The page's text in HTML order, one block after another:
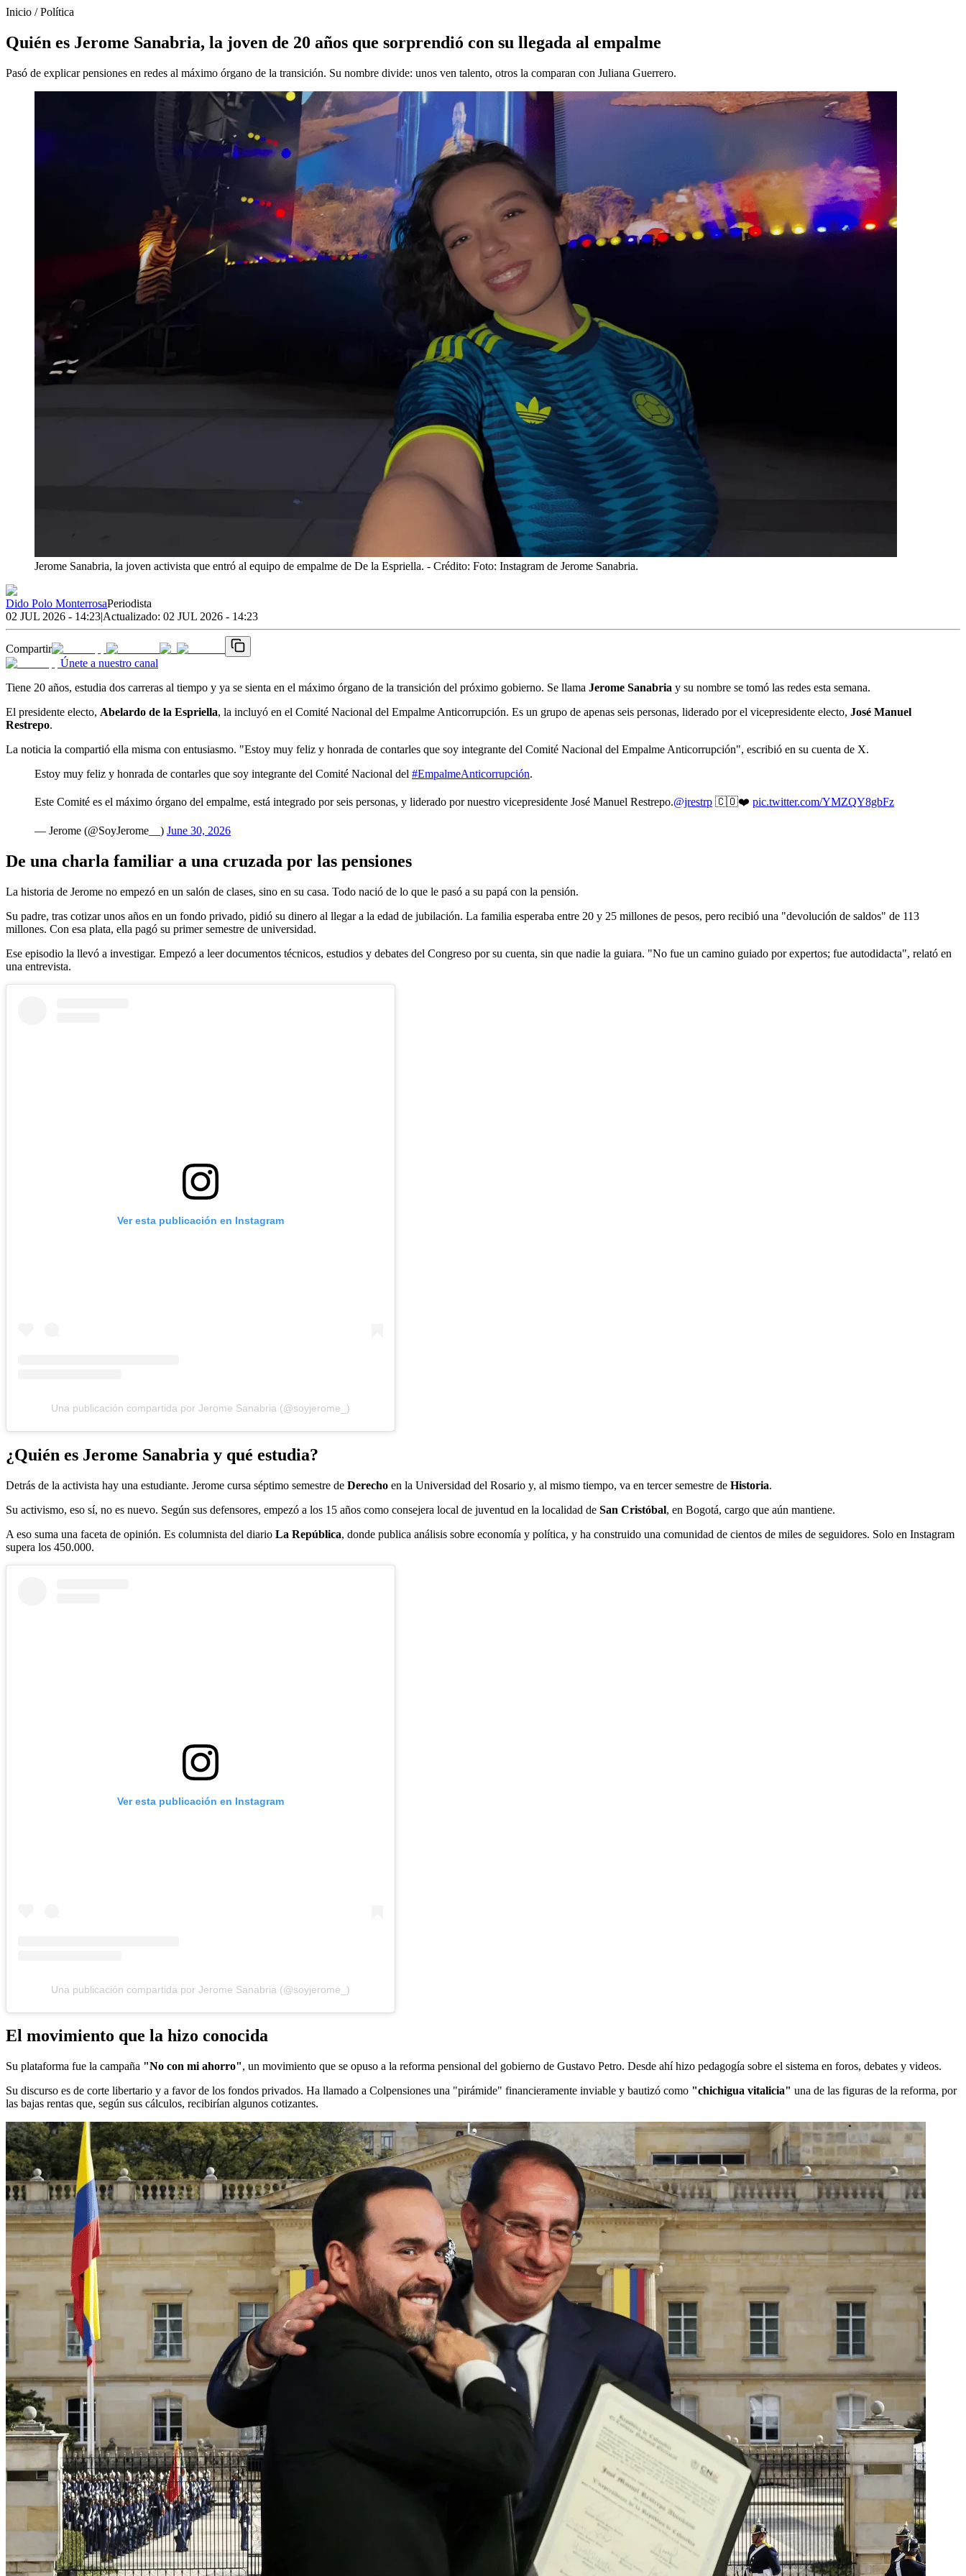
Inicio /Política
Quién es Jerome Sanabria, la joven de 20 años que sorprendió con su llegada al empalme
Pasó de explicar pensiones en redes al máximo órgano de la transición. Su nombre divide: unos ven talento, otros la comparan con Juliana Guerrero.
Jerome Sanabria, la joven activista que entró al equipo de empalme de De la Espriella. - Crédito: Foto: Instagram de Jerome Sanabria.
Dido Polo MonterrosaPeriodista
02 JUL 2026 - 14:23|Actualizado: 02 JUL 2026 - 14:23
Compartir
Únete a nuestro canal
Tiene 20 años, estudia dos carreras al tiempo y ya se sienta en el máximo órgano de la transición del próximo gobierno. Se llama Jerome Sanabria y su nombre se tomó las redes esta semana.
El presidente electo, Abelardo de la Espriella, la incluyó en el Comité Nacional del Empalme Anticorrupción. Es un grupo de apenas seis personas, liderado por el vicepresidente electo, José Manuel
Restrepo.
La noticia la compartió ella misma con entusiasmo. "Estoy muy feliz y honrada de contarles que soy integrante del Comité Nacional del Empalme Anticorrupción", escribió en su cuenta de X.
Estoy muy feliz y honrada de contarles que soy integrante del Comité Nacional del #EmpalmeAnticorrupción.
Este Comité es el máximo órgano del empalme, está integrado por seis personas, y liderado por nuestro vicepresidente José Manuel Restrepo.@jrestrp 🇨🇴❤️ pic.twitter.com/YMZQY8gbFz
— Jerome (@SoyJerome__) June 30, 2026
De una charla familiar a una cruzada por las pensiones
La historia de Jerome no empezó en un salón de clases, sino en su casa. Todo nació de lo que le pasó a su papá con la pensión.
Su padre, tras cotizar unos años en un fondo privado, pidió su dinero al llegar a la edad de jubilación. La familia esperaba entre 20 y 25 millones de pesos, pero recibió una "devolución de saldos" de 113
millones. Con esa plata, ella pagó su primer semestre de universidad.
Ese episodio la llevó a investigar. Empezó a leer documentos técnicos, estudios y debates del Congreso por su cuenta, sin que nadie la guiara. "No fue un camino guiado por expertos; fue autodidacta", relató en
una entrevista.
Ver esta publicación en Instagram
Una publicación compartida por Jerome Sanabria (@soyjerome_)
¿Quién es Jerome Sanabria y qué estudia?
Detrás de la activista hay una estudiante. Jerome cursa séptimo semestre de Derecho en la Universidad del Rosario y, al mismo tiempo, va en tercer semestre de Historia.
Su activismo, eso sí, no es nuevo. Según sus defensores, empezó a los 15 años como consejera local de juventud en la localidad de San Cristóbal, en Bogotá, cargo que aún mantiene.
A eso suma una faceta de opinión. Es columnista del diario La República, donde publica análisis sobre economía y política, y ha construido una comunidad de cientos de miles de seguidores. Solo en Instagram
supera los 450.000.
Ver esta publicación en Instagram
Una publicación compartida por Jerome Sanabria (@soyjerome_)
El movimiento que la hizo conocida
Su plataforma fue la campaña "No con mi ahorro", un movimiento que se opuso a la reforma pensional del gobierno de Gustavo Petro. Desde ahí hizo pedagogía sobre el sistema en foros, debates y videos.
Su discurso es de corte libertario y a favor de los fondos privados. Ha llamado a Colpensiones una "pirámide" financieramente inviable y bautizó como "chichigua vitalicia" una de las figuras de la reforma, por
las bajas rentas que, según sus cálculos, recibirían algunos cotizantes.